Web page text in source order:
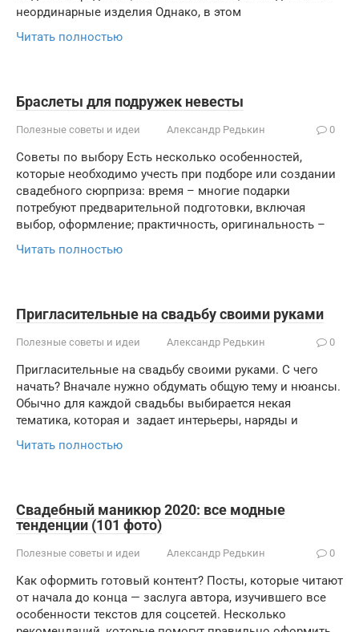
неординарные изделия Однако, в этом
Читать полностью
Браслеты для подружек невесты
Полезные советы и идеи Александр Редькин 0
Советы по выбору Есть несколько особенностей,
которые необходимо учесть при подборе или создании
свадебного сюрприза: время – многие подарки
потребуют предварительной подготовки, включая
выбор, оформление; практичность, оригинальность –
Читать полностью
Пригласительные на свадьбу своими руками
Полезные советы и идеи Александр Редькин 0
Пригласительные на свадьбу своими руками. С чего
начать? Вначале нужно обдумать общую тему и нюансы.
Обычно для каждой свадьбы выбирается некая
тематика, которая и задает интерьеры, наряды и
Читать полностью
Свадебный маникюр 2020: все модные
тенденции (101 фото)
Полезные советы и идеи Александр Редькин 0
Как оформить готовый контент? Посты, которые читают
от начала до конца — заслуга автора, изучившего все
особенности текстов для соцсетей. Несколько